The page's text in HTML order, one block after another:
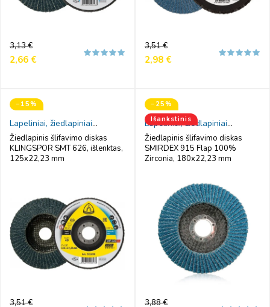
Reguliari
kaina
3,13 €
Kaina
2,66 €
Reguliari
kaina
3,51 €
Kaina
2,98 €
−15%
Lapeliniai, žiedlapiniai
šlifavimo diskai
Žiedlapinis šlifavimo diskas
KLINGSPOR SMT 626, išlenktas,
125x22,23 mm
Reguliari
3,51 €
Kaina
−25%
Išankstinis
Lapeliniai, žiedlapiniai
šlifavimo diskai
Žiedlapinis šlifavimo diskas
SMIRDEX 915 Flap 100%
Zirconia, 180x22,23 mm
Reguliari
3,88 €
Kaina